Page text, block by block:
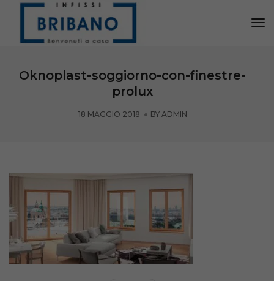
Oknoplast-soggiorno-con-finestre-
prolux
18 MAGGIO 2018 BY ADMIN